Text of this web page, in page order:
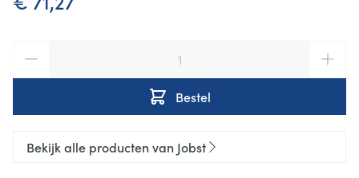
Bestel
Bekijk alle producten van Jobst